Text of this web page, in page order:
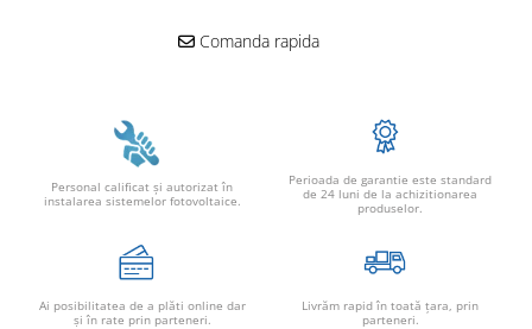
Comanda rapida
Personal calificat şi autorizat în
instalarea sistemelor fotovoltaice.
Perioada de garantie este standard
de 24 luni de la achizitionarea
produselor.
Ai posibilitatea de a plăti online dar
şi în rate prin parteneri.
Livrăm rapid în toată țara, prin
parteneri.